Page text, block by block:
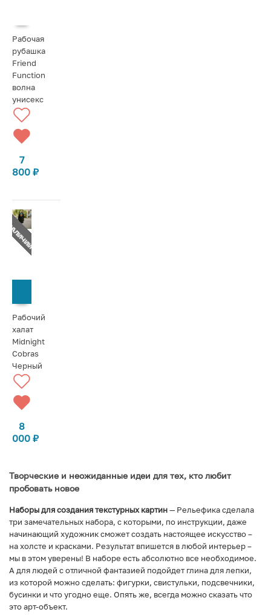
Рабочая
рубашка
Friend
Function
волна
унисекс
7
800 ₽
Рабочий
халат
Midnight
Cobras
Черный
8
000 ₽
Творческие и неожиданные идеи для тех, кто любит
пробовать новое
Наборы для создания текстурных картин— Рельефика сделала
три замечательных набора, с которыми, по инструкции, даже
начинающий художник сможет создать настоящее искусство –
на холсте и красками. Результат впишется в любой интерьер –
мы в этом уверены! В наборе есть абсолютно все необходимое.
А для людей с отличной фантазией подойдет глина для лепки,
из которой можно сделать: фигурки, свистульки, подсвечники,
бусинки и что угодно еще. Опять же, всегда можно сказать что
это арт-объект.